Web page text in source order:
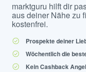
marktguru hilft dir
aus deiner Nähe zu
kostenfrei.
Prospekte deiner
Wöchentlich die
Kein Cashback